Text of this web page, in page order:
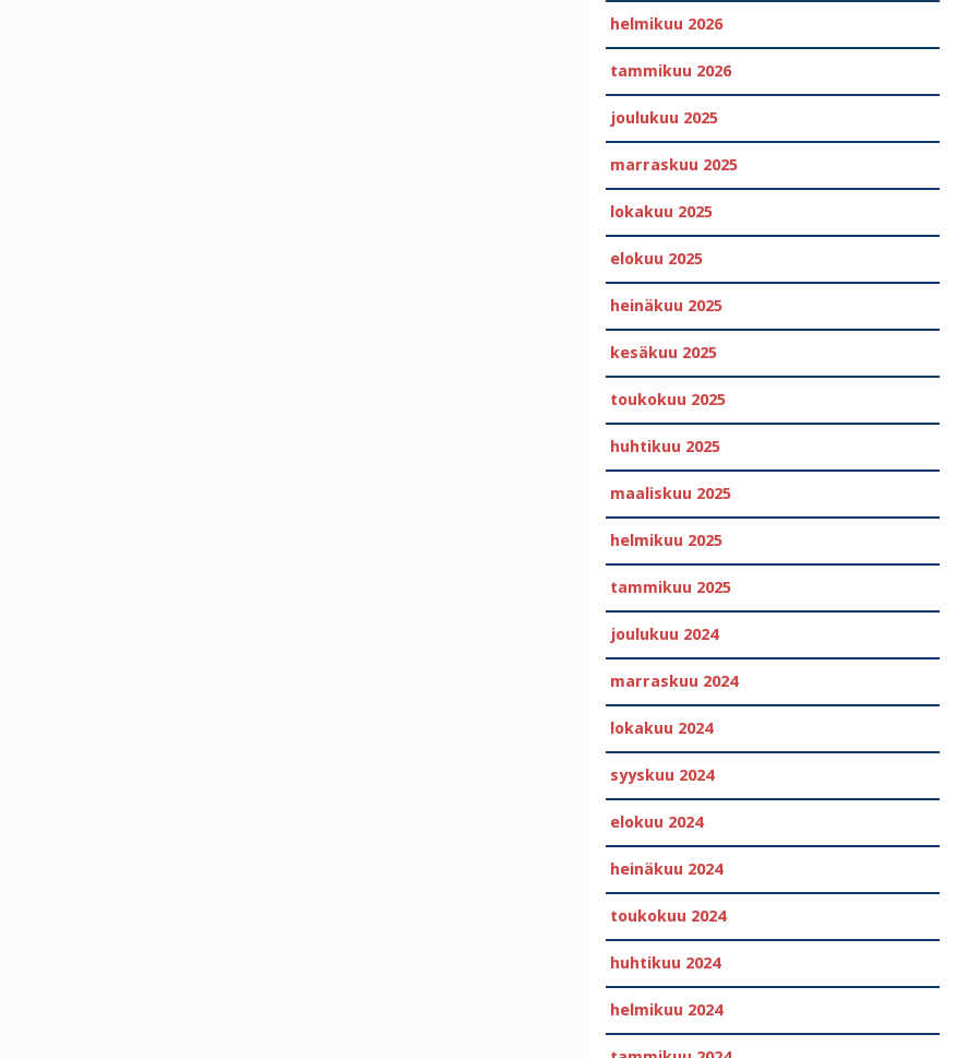
helmikuu 2026
tammikuu 2026
joulukuu 2025
marraskuu 2025
lokakuu 2025
elokuu 2025
heinäkuu 2025
kesäkuu 2025
toukokuu 2025
huhtikuu 2025
maaliskuu 2025
helmikuu 2025
tammikuu 2025
joulukuu 2024
marraskuu 2024
lokakuu 2024
syyskuu 2024
elokuu 2024
heinäkuu 2024
toukokuu 2024
huhtikuu 2024
helmikuu 2024